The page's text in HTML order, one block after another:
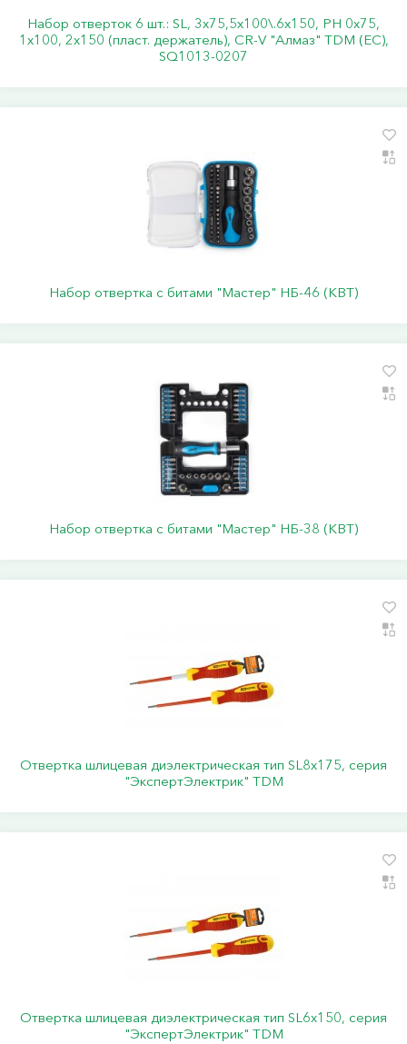
Набор отверток 6 шт.: SL, 3x75,5x100\.6x150, PH 0х75,
1x100, 2x150 (пласт. держатель), CR-V "Алмаз" TDM (ЕС),
SQ1013-0207
Набор отвертка с битами "Мастер" НБ-46 (КВТ)
Набор отвертка с битами "Мастер" НБ-38 (КВТ)
Отвертка шлицевая диэлектрическая тип SL8х175, серия
"ЭкспертЭлектрик" TDM
Отвертка шлицевая диэлектрическая тип SL6х150, серия
"ЭкспертЭлектрик" TDM